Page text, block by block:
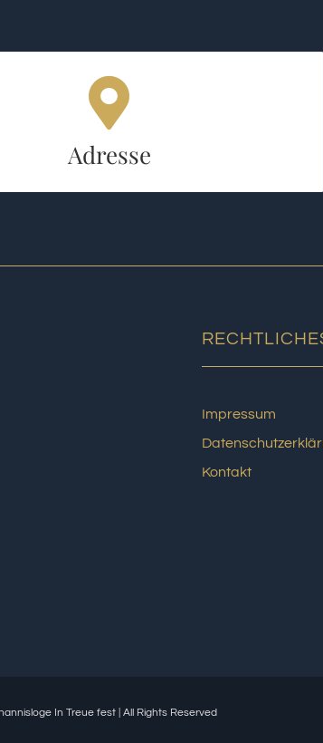
Adresse
Adresse:
60/V, D – 80336, München
Impressum
Kontakt
In Treue fest | All Rights Reserved